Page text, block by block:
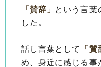
「賛辞」
という言葉
した。
話し言葉として 「賛
め、身近に感じる事